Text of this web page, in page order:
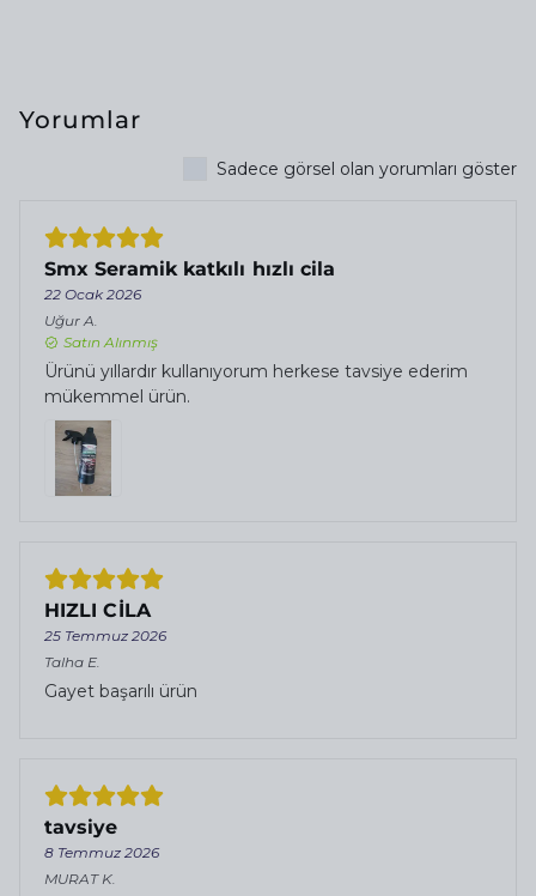
Yorumlar
Sadece görsel olan yorumları göster
Smx Seramik katkılı hızlı cila
22 Ocak 2026
Uğur A.
Satın Alınmış
Ürünü yıllardır kullanıyorum herkese tavsiye ederim
mükemmel ürün.
HIZLI CİLA
25 Temmuz 2026
Talha E.
Gayet başarılı ürün
tavsiye
8 Temmuz 2026
MURAT K.